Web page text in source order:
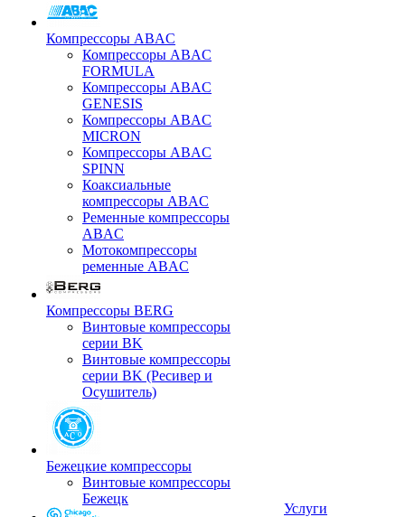
Компрессоры ABAC
Компрессоры ABAC
FORMULA
Компрессоры ABAC
GENESIS
Компрессоры ABAC
MICRON
Компрессоры ABAC
SPINN
Коаксиальные
компрессоры ABAC
Ременные компрессоры
ABAC
Мотокомпрессоры
ременные ABAC
Компрессоры BERG
Винтовые компрессоры
серии BK
Винтовые компрессоры
серии BK (Ресивер и
Осушитель)
Бежецкие компрессоры
Винтовые компрессоры
Бежецк
Услуги